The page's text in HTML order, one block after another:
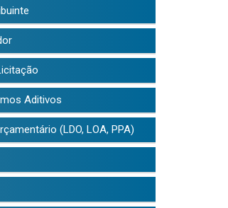
Aditivos
(LDO, LOA, PPA)